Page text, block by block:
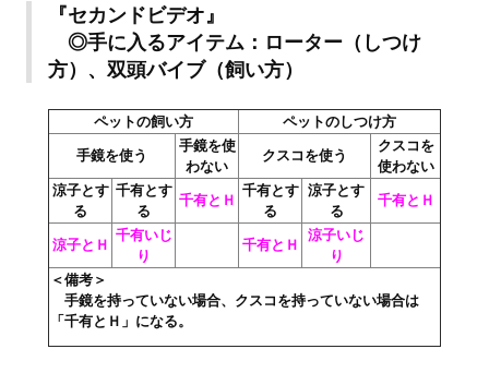
Nekomimi
New Light Skyrim SE
SB Corset Armor CBBE SSE BodySlide (with Physics)
Wedding Wear CBBE SSE BodySlide (with Physics)
Работы Тестера 55
Наёмный оборотень
Небесный воин
『セカンドビデオ』
◎手に入るアイテム：ローター（しつけ
方）、双頭バイブ（飼い方）
ペットの飼い方
ペットのしつけ方
手鏡を使う
手鏡を使
わない
クスコを使う
クスコを
使わない
涼子とす
る
千有とす
る
千有とＨ
千有とす
る
涼子とす
る
千有とＨ
涼子とＨ
千有いじ
り
千有とＨ
涼子いじ
り
＜備考＞
手鏡を持っていない場合、クスコを持っていない場合は
「千有とＨ」になる。